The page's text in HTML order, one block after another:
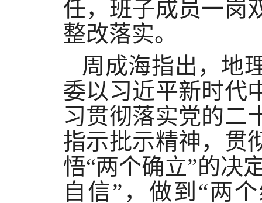
任，班子成员一岗
整改落实。
周成海指出，地
委以习近平新时代
习贯彻落实党的二
指示批示精神，贯
悟“两个确立”的决
自信”，做到“两